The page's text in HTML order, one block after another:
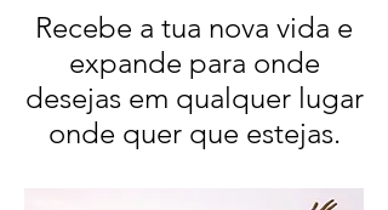
Recebe a tua nova vida e
expande para onde
desejas em qualquer lugar
onde quer que estejas.